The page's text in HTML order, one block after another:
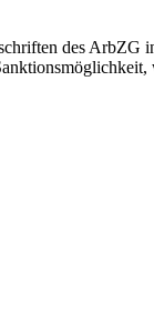
des ArbZG